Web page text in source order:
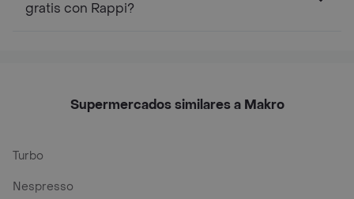
gratis con Rappi?
Supermercados similares a Makro
Turbo
Nespresso